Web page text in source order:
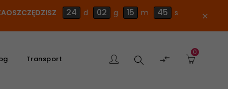
24 d 02 g 15 m 45 s close
Transport Szukaj 
0